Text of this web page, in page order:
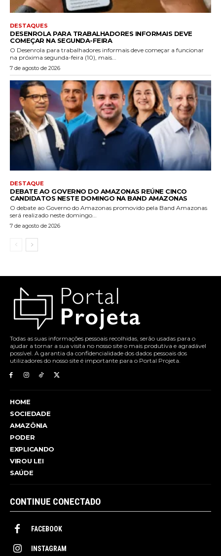
DESTAQUES
DESENROLA PARA TRABALHADORES INFORMAIS DEVE
COMEÇAR NA SEGUNDA-FEIRA
O Desenrola para trabalhadores informais deve começar a funcionar
na próxima segunda-feira (10), mais...
7 de agosto de 2026
DESTAQUE
DEBATE AO GOVERNO DO AMAZONAS REÚNE CINCO
CANDIDATOS NESTE DOMINGO NA BAND AMAZONAS
O debate ao Governo do Amazonas promovido pela Band Amazonas
será realizado neste domingo...
7 de agosto de 2026
Todas as suas informações pessoais recolhidas, serão usadas para o
ajudar a tornar a sua visita no nosso site o mais produtiva e agradável
possível. A garantia da confidencialidade dos dados pessoais dos
utilizadores do nosso site é importante para o Portal Projeta.
HOME
SOCIEDADE
AMAZÔNIA
PODER
EXPLICANDO
VIROU LEI
SAÚDE
CONTINUE CONECTADO
FACEBOOK
INSTAGRAM